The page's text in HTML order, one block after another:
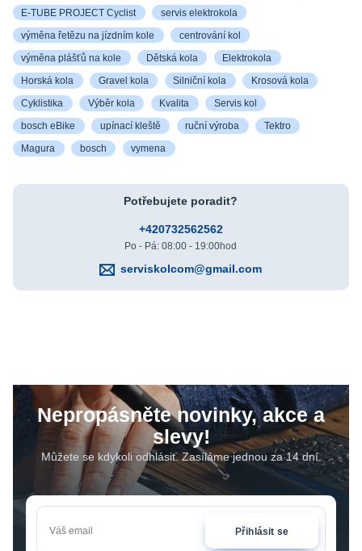
E-TUBE PROJECT Cyclist servis elektrokola
výměna řetězu na jízdním kole centrování kol
výměna plášťů na kole Dětská kola Elektrokola
Horská kola Gravel kola Silniční kola Krosová kola
Cyklistika Výběr kola Kvalita Servis kol
bosch eBike upínací kleště ruční výroba Tektro
Magura bosch vymena
Potřebujete poradit?
+420732562562
Po - Pá: 08:00 - 19:00hod
serviskolcom@gmail.com
Nepropásněte novinky, akce a
slevy!
Můžete se kdykoli odhlásit. Zasíláme jednou za 14 dní.
Přihlásit se